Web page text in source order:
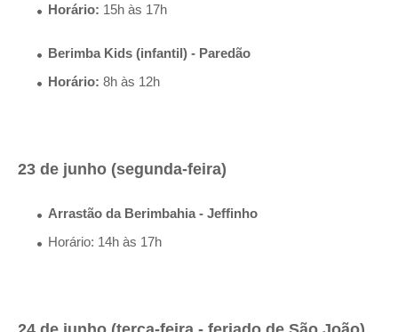
Horário: 15h às 17h
Berimba Kids (infantil) - Paredão
Horário: 8h às 12h
23 de junho (segunda-feira)
Arrastão da Berimbahia - Jeffinho
Horário: 14h às 17h